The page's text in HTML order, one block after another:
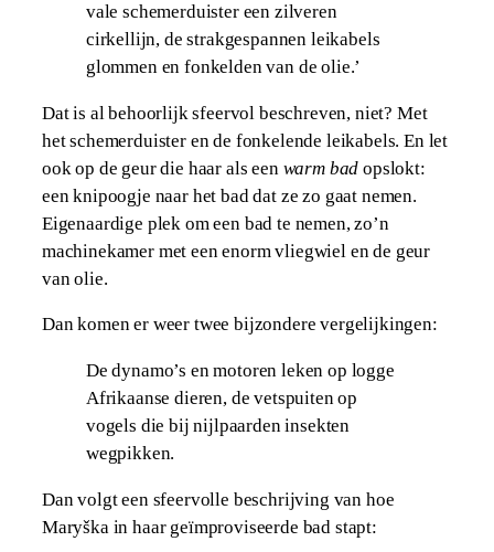
vale schemerduister een zilveren
cirkellijn, de strakgespannen leikabels
glommen en fonkelden van de olie.’
Dat is al behoorlijk sfeervol beschreven, niet? Met
het schemerduister en de fonkelende leikabels. En let
ook op de geur die haar als een warm badopslokt:
een knipoogje naar het bad dat ze zo gaat nemen.
Eigenaardige plek om een bad te nemen, zo’n
machinekamer met een enorm vliegwiel en de geur
van olie.
Dan komen er weer twee bijzondere vergelijkingen:
De dynamo’s en motoren leken op logge
Afrikaanse dieren, de vetspuiten op
vogels die bij nijlpaarden insekten
wegpikken.
Dan volgt een sfeervolle beschrijving van hoe
Maryška in haar geïmproviseerde bad stapt: